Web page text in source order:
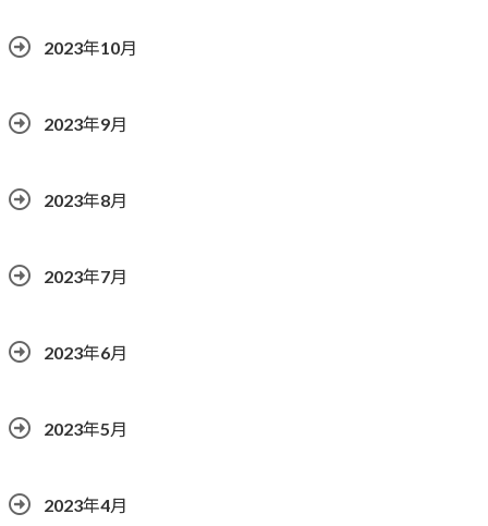
2023年10月
2023年9月
2023年8月
2023年7月
2023年6月
2023年5月
2023年4月